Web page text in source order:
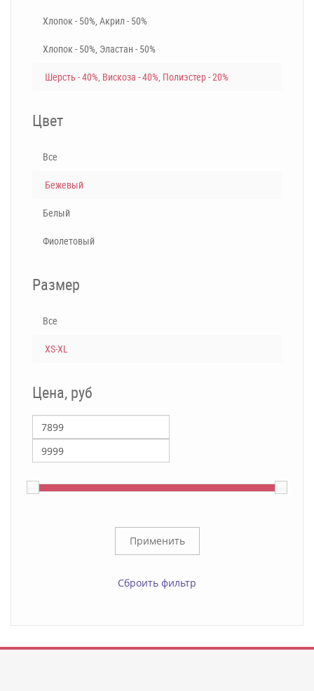
Хлопок - 50%, Акрил - 50%
Хлопок - 50%, Эластан - 50%
Шерсть - 40%, Вискоза - 40%, Полиэстер - 20%
Цвет
Все
Бежевый
Белый
Фиолетовый
Размер
Все
XS-XL
Цена, руб
Сброить фильтр